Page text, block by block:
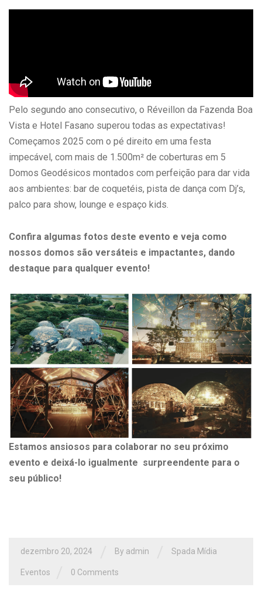
Pelo segundo ano consecutivo, o Réveillon da Fazenda Boa
Vista e Hotel Fasano superou todas as expectativas!
Começamos 2025 com o pé direito em uma festa
impecável, com mais de 1.500m² de coberturas em 5
Domos Geodésicos montados com perfeição para dar vida
aos ambientes: bar de coquetéis, pista de dança com Dj’s,
palco para show, lounge e espaço kids.
Confira algumas fotos deste evento e veja como
nossos domos são versáteis e impactantes, dando
destaque para qualquer evento!
Estamos ansiosos para colaborar no seu próximo
evento e deixá-lo igualmente surpreendente para o
seu público!
dezembro 20, 2024 By admin Spada Mídia
Eventos 0 Comments